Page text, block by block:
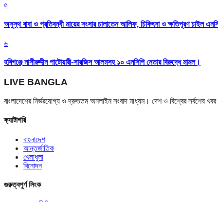
৫
অসুস্থ বাবা ও প্রতিবন্ধী মায়ের সংসার চালাতেন আলিফ, চিকিৎসা ও ক্ষতিপূরণ চাইল
৬
হবিগঞ্জে নাসীরুদ্দীন পাটোয়ারী-সারজিস আলমসহ ১০ এনসিপি নেতার বিরুদ্ধে মামল।
LIVE BANGLA
বাংলাদেশের নির্ভরযোগ্য ও দ্রুততম অনলাইন সংবাদ মাধ্যম। দেশ ও বিশ্বের সর্বশেষ
ক্যাটাগরি
বাংলাদেশ
আন্তর্জাতিক
খেলাধুলা
বিনোদন
গুরুত্বপূর্ণ লিংক